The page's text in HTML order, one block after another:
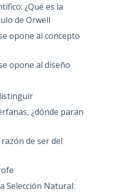
¿Qué es la
de Orwell
opone al concepto
opone al diseño
¿dónde paran
de ser del
Selección Natural: